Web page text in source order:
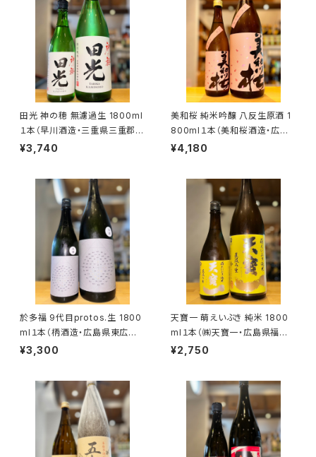
田光 神の穂 無濾過生 1800ml
１本（早川酒造・三重県三重郡菰
野町）
¥3,740
美和桜 純米吟醸 八反生原酒 1
800ml１本（美和桜酒造・広島
県三次市三和町）
¥4,180
於多福 9代目protos.生 1800
ml１本（柄酒造・広島県東広島
市安芸津町）
¥3,300
天寶一 萌えいぶき 純米 1800
ml１本（㈱天寶一・広島県福山
市神辺町）
¥2,750